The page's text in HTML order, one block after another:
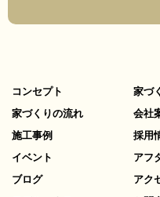
コンセプト
家づくりの流れ
施工事例
イベント
ブログ
家づ
会社
採用
アフ
アク